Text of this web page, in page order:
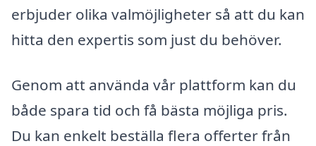
erbjuder olika valmöjligheter så att du kan
hitta den expertis som just du behöver.
Genom att använda vår plattform kan du
både spara tid och få bästa möjliga pris.
Du kan enkelt beställa flera offerter från